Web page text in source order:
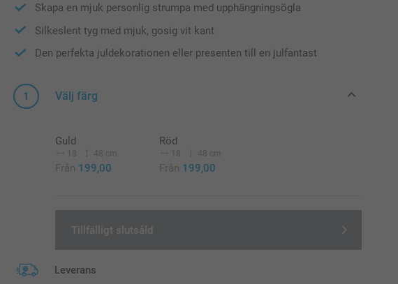
Skapa en mjuk personlig strumpa med upphängningsögla
Silkeslent tyg med mjuk, gosig vit kant
Den perfekta juldekorationen eller presenten till en julfantast
1 Välj färg
Guld
18 48 cm
Från 199,00
Röd
18 48 cm
Från 199,00
Tillfälligt slutsåld
Leverans